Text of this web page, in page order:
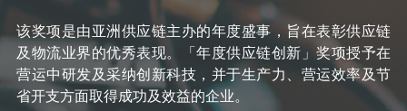
该奖项是由亚洲供应链主办的年度盛事，旨在表彰供应链
及物流业界的优秀表现。「年度供应链创新」奖项授予在
营运中研发及采纳创新科技，并于生产力、营运效率及节
省开支方面取得成功及效益的企业。